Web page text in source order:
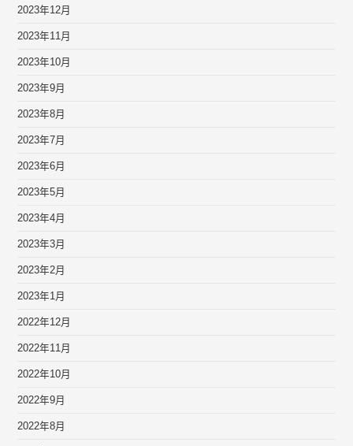
2023年12月
2023年11月
2023年10月
2023年9月
2023年8月
2023年7月
2023年6月
2023年5月
2023年4月
2023年3月
2023年2月
2023年1月
2022年12月
2022年11月
2022年10月
2022年9月
2022年8月